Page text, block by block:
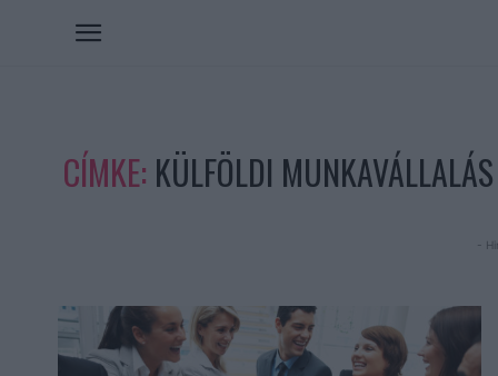
CÍMKE: KÜLFÖLDI MUNKAVÁLLALÁS
-